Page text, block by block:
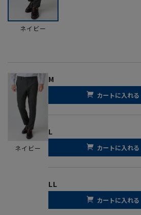
ネイビー
ネイビー
M
カートに入れる
L
カートに入れる
LL
カートに入れる